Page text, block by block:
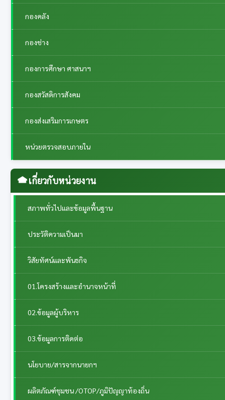
กองคลัง
กองช่าง
กองการศึกษา ศาสนาฯ
กองสวัสดิการสังคม
กองส่งเสริมการเกษตร
หน่วยตรวจสอบภายใน
เกี่ยวกับหน่วยงาน
สภาพทั่วไปและข้อมูลพื้นฐาน
ประวัติความเป็นมา
วิสัยทัศน์และพันธกิจ
01.โครงสร้างและอำนาจหน้าที่
02.ข้อมูลผู้บริหาร
03.ข้อมูลการติดต่อ
นโยบาย/สารจากนายกฯ
ผลิตภัณฑ์ชุมชน /OTOP/ภูมิปัญญาท้องถิ่น